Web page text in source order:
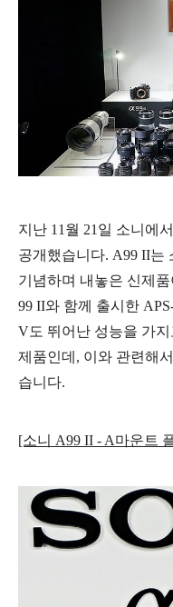
지난 11월 21일 소니에
공개했습니다. A99 II는
기념하며 내놓은 신제
99 II와 함께 출시한
V도 뛰어난 성능을 가
제품인데, 이와 관련해
습니다.
[소니 A99 II - A마운트